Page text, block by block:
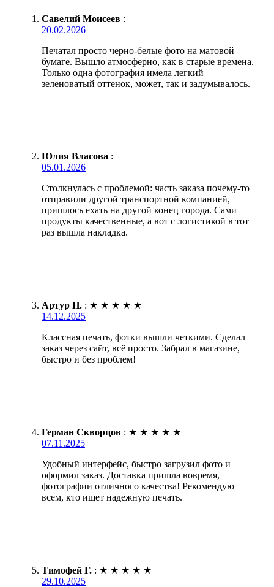
Савелий Моисеев :
20.02.2026
Печатал просто черно-белые фото на матовой
бумаге. Вышло атмосферно, как в старые времена.
Только одна фотография имела легкий
зеленоватый оттенок, может, так и задумывалось.
Юлия Власова :
05.01.2026
Столкнулась с проблемой: часть заказа почему-то
отправили другой транспортной компанией,
пришлось ехать на другой конец города. Сами
продукты качественные, а вот с логистикой в тот
раз вышла накладка.
Артур Н. : ★ ★ ★ ★ ★
14.12.2025
Классная печать, фотки вышли четкими. Сделал
заказ через сайт, всё просто. Забрал в магазине,
быстро и без проблем!
Герман Скворцов : ★ ★ ★ ★ ★
07.11.2025
Удобный интерфейс, быстро загрузил фото и
оформил заказ. Доставка пришла вовремя,
фотографии отличного качества! Рекомендую
всем, кто ищет надежную печать.
Тимофей Г. : ★ ★ ★ ★ ★
29.10.2025